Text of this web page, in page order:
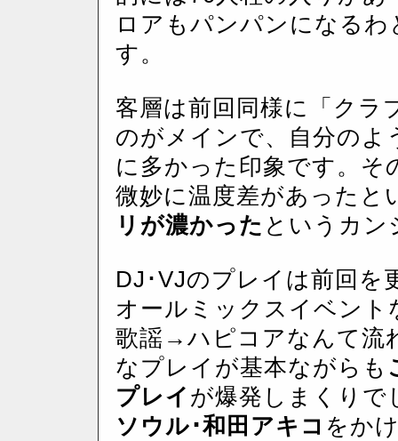
ロアもパンパンになる
す。
客層は前回同様に「クラ
のがメインで、自分のよ
に多かった印象です。そ
微妙に温度差があったと
リが濃かった というカン
DJ･VJのプレイは前回を
オールミックスイベン
歌謡→ハピコアなんて流
なプレイが基本ながらも
プレイ が爆発しまくりで
ソウル･和田アキコ をか